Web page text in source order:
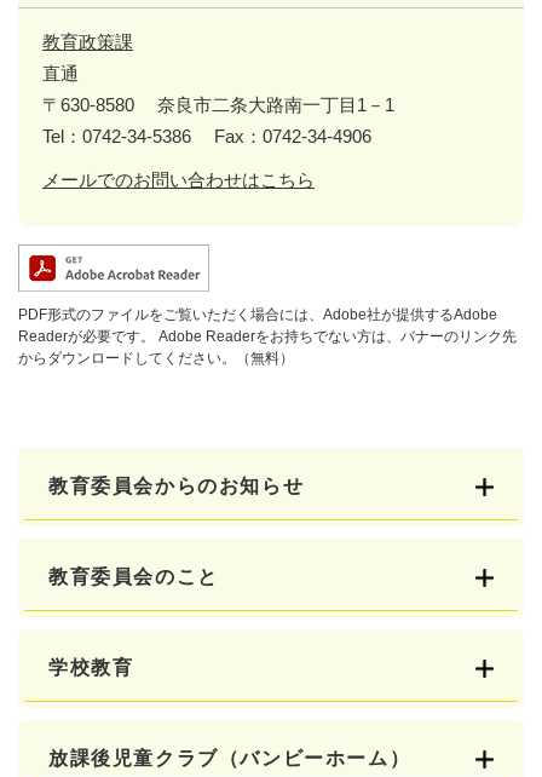
教育政策課
直通
〒630-8580
奈良市二条大路南一丁目1－1
Tel：0742-34-5386
Fax：0742-34-4906
メールでのお問い合わせはこちら
PDF形式のファイルをご覧いただく場合には、Adobe社が提供するAdobe
Readerが必要です。
Adobe Readerをお持ちでない方は、バナーのリンク先
からダウンロードしてください。（無料）
教育委員会からのお知らせ
教育委員会のこと
学校教育
放課後児童クラブ（バンビーホーム）